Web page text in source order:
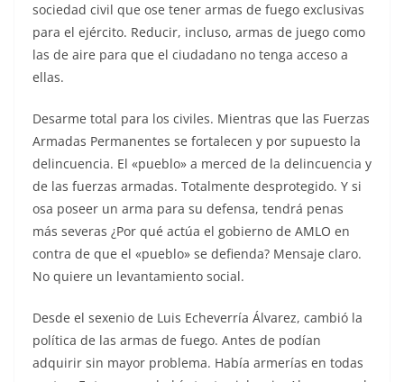
sociedad civil que ose tener armas de fuego exclusivas
para el ejército. Reducir, incluso, armas de juego como
las de aire para que el ciudadano no tenga acceso a
ellas.
Desarme total para los civiles. Mientras que las Fuerzas
Armadas Permanentes se fortalecen y por supuesto la
delincuencia. El «pueblo» a merced de la delincuencia y
de las fuerzas armadas. Totalmente desprotegido. Y si
osa poseer un arma para su defensa, tendrá penas
más severas ¿Por qué actúa el gobierno de AMLO en
contra de que el «pueblo» se defienda? Mensaje claro.
No quiere un levantamiento social.
Desde el sexenio de Luis Echeverría Álvarez, cambió la
política de las armas de fuego. Antes de podían
adquirir sin mayor problema. Había armerías en todas